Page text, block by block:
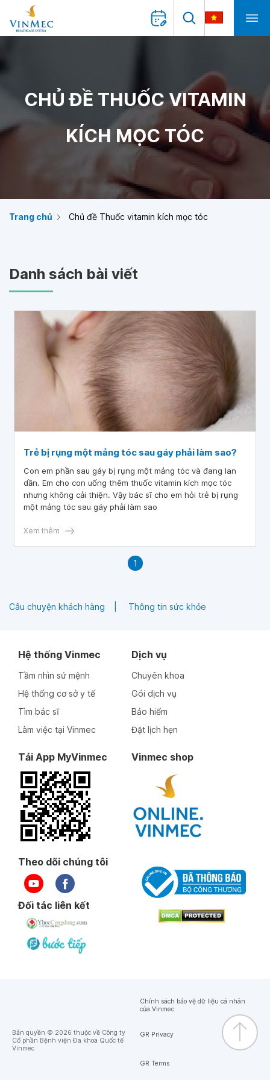
CHỦ ĐỀ THUỐC VITAMIN
KÍCH MỌC TÓC
Trang chủ Chủ đề Thuốc vitamin kích mọc tóc
Danh sách bài viết
Trẻ bị rụng một mảng tóc sau gáy phải làm sao?
Con em phần sau gáy bị rụng một mảng tóc và đang lan
dần. Em cho con uống thêm thuốc vitamin kích mọc tóc
nhưng không cải thiện. Vậy bác sĩ cho em hỏi trẻ bị rụng
một mảng tóc sau gáy phải làm sao
Xem thêm
1
Câu chuyện khách hàng Thông tin sức khỏe
Hệ thống Vinmec
Tầm nhìn sứ mệnh
Hệ thống cơ sở y tế
Tìm bác sĩ
Làm việc tại Vinmec
Dịch vụ
Chuyên khoa
Gói dịch vụ
Bảo hiểm
Đặt lịch hẹn
Tải App MyVinmec Vinmec shop
Theo dõi chúng tôi
Đối tác liên kết
Bản quyền © 2026 thuộc về Công ty
Cổ phần Bệnh viện Đa khoa Quốc tế
Vinmec
Chính sách bảo vệ dữ liệu cá nhân
của Vinmec
GR Privacy
GR Terms